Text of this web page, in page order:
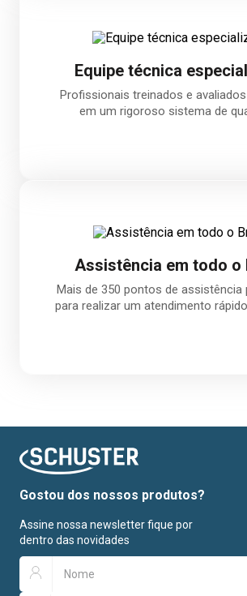
Equipe técnica
Profissionais treinados e
em um rigoroso sistema de
Assistência em todo o
Mais de 350 pontos de assistência
para realizar um atendimento
Gostou dos nossos produtos?
Assine nossa newsletter fique por
dentro das novidades